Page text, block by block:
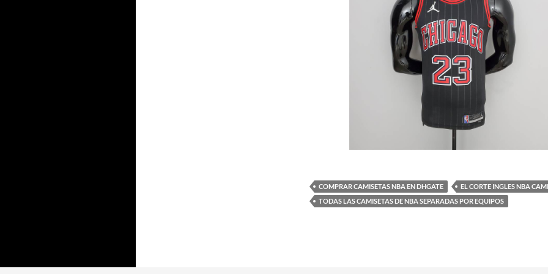
COMPRAR CAMISETAS NBA EN DHGATE
EL CORTE INGLES NBA
TODAS LAS CAMISETAS DE NBA SEPARADAS POR EQUIPOS